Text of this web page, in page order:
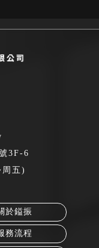
3F-6
五)
於鎰振
務流程